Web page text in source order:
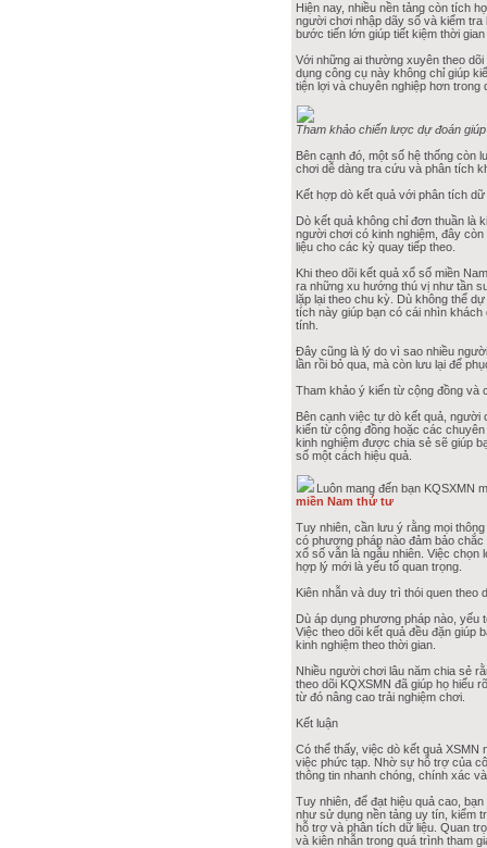
Hiện nay, nhiều nền tảng còn tích
người chơi nhập dãy số và kiểm
bước tiến lớn giúp tiết kiệm thời
Với những ai thường xuyên theo
dụng công cụ này không chỉ giúp
tiện lợi và chuyên nghiệp hơn trong
Tham khảo chiến lược dự đoán
Bên cạnh đó, một số hệ thống còn
chơi dễ dàng tra cứu và phân tích
Kết hợp dò kết quả với phân tích dữ
Dò kết quả không chỉ đơn thuần là
người chơi có kinh nghiệm, đây
liệu cho các kỳ quay tiếp theo.
Khi theo dõi kết quả xổ số miền
ra những xu hướng thú vị như tần
lặp lại theo chu kỳ. Dù không thể
tích này giúp bạn có cái nhìn
tính.
Đây cũng là lý do vì sao nhiều
lần rồi bỏ qua, mà còn lưu lại để
Tham khảo ý kiến từ cộng đồng và
Bên cạnh việc tự dò kết quả, người
kiến từ cộng đồng hoặc các
kinh nghiệm được chia sẻ sẽ giúp
số một cách hiệu quả.
Luôn mang đến bạn KQSXMN
miền Nam thứ tư
Tuy nhiên, cần lưu ý rằng mọi
có phương pháp nào đảm bảo
xổ số vẫn là ngẫu nhiên. Việc chọn
hợp lý mới là yếu tố quan trọng.
Kiên nhẫn và duy trì thói quen theo
Dù áp dụng phương pháp nào, yếu
Việc theo dõi kết quả đều đặn giúp
kinh nghiệm theo thời gian.
Nhiều người chơi lâu năm chia sẻ
theo dõi KQXSMN đã giúp họ hiểu
từ đó nâng cao trải nghiệm chơi.
Kết luận
Có thể thấy, việc dò kết quả XSMN
việc phức tạp. Nhờ sự hỗ trợ của
thông tin nhanh chóng, chính xác
Tuy nhiên, để đạt hiệu quả cao,
như sử dụng nền tảng uy tín, kiểm
hỗ trợ và phân tích dữ liệu. Quan
và kiên nhẫn trong quá trình tham